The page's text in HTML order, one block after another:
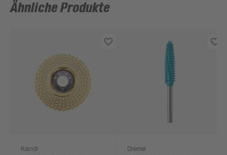
Ähnliche Produkte
Kaindl Dremel